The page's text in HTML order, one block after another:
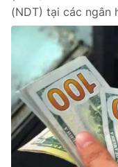
(NDT) tại các ngân